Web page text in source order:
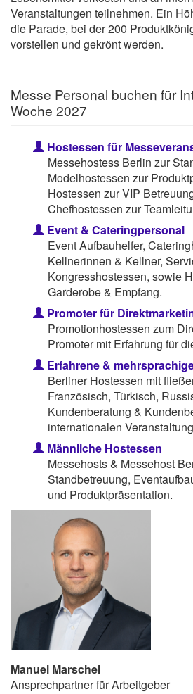
Veranstaltungen teilnehmen. Ein
die Parade, bei der 200
vorstellen und gekrönt werden.
Messe Personal buchen für
Woche 2027
Hostessen für
Messehostess Berlin zur
Modelhostessen zur
Hostessen zur VIP
Chefhostessen zur
Event & Cateringpersonal
Event Aufbauhelfer,
Kellnerinnen & Kellner,
Kongresshostessen, sowie
Garderobe & Empfang.
Promoter für
Promotionhostessen zum
Promoter mit Erfahrung für
Erfahrene &
Berliner Hostessen mit
Französisch, Türkisch,
Kundenberatung &
internationalen
Männliche Hostessen
Messehosts & Messehost
Standbetreuung,
und Produktpräsentation.
Manuel Marschel
Ansprechpartner für Arbeitgeber